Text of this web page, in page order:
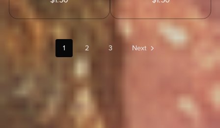
1 2 3 Next